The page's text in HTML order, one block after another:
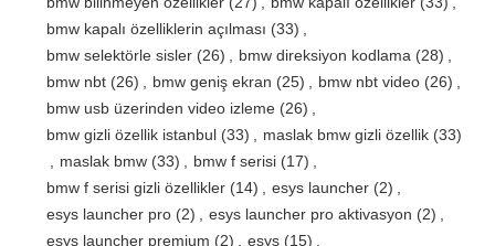
bmw kapalı özelliklerin açılması (33)
bmw selektörle sisler (26) bmw direksiyon kodlama (28)
bmw nbt (26) bmw geniş ekran (25) bmw nbt video (26)
bmw usb üzerinden video izleme (26)
bmw gizli özellik istanbul (33) maslak bmw gizli özellik (33)
maslak bmw (33) bmw f serisi (17)
bmw f serisi gizli özellikler (14) esys launcher (2)
esys launcher pro (2) esys launcher pro aktivasyon (2)
esys launcher premium (2) esys (15)